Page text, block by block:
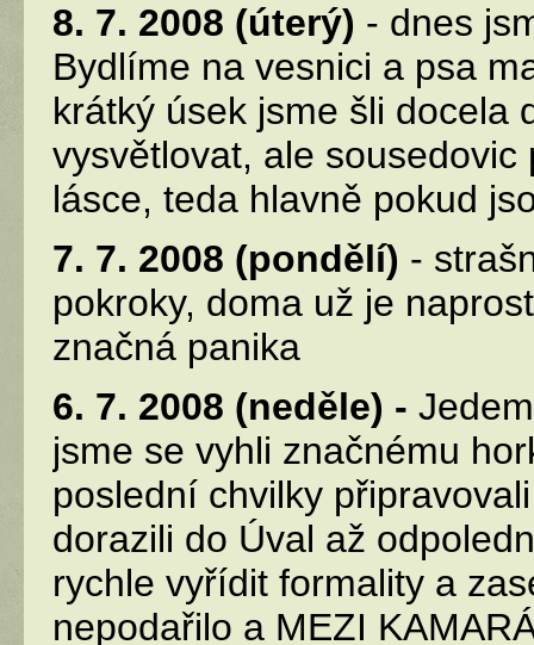
8. 7. 2008 (úterý) - dnes
Bydlíme na vesnici a psa
krátký úsek jsme šli docela
vysvětlovat, ale
lásce, teda hlavně pokud
7. 7. 2008 (pondělí) -
pokroky, doma už je
značná panika
6. 7. 2008 (neděle) -
jsme se vyhli značnému
poslední chvilky
dorazili do Úval až
rychle vyřídit formality a
nepodařilo a MEZI